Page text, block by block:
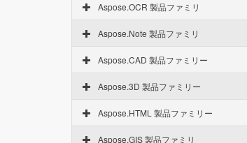
Aspose.OCR 製品ファミリ
Aspose.Note 製品ファミリ
Aspose.CAD 製品ファミリー
Aspose.3D 製品ファミリー
Aspose.HTML 製品ファミリー
Aspose.GIS 製品ファミリ